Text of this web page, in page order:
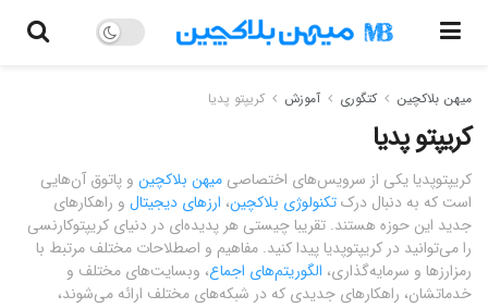
میهن بلاکچین کتگوری آموزش کریپتو پدیا
کریپتو پدیا
کریپتوپدیا یکی از سرویس‌های اختصاصی میهن بلاکچین و پاتوق آن‌هایی
است که به دنبال درکتکنولوژی بلاکچین، ارزهای دیجیتال و راهکارهای
جدید این حوزه هستند. تقریبا چیستی هر پدیده‌ای در دنیای کریپتوکارنسی
را می‌توانید در کریپتوپدیا پیدا کنید. مفاهیم و اصطلاحات مختلف مرتبط با
رمزارزها و سرمایه‌گذاری، الگوریتم‌های اجماع، وبسایت‌های مختلف و
خدماتشان، راهکارهای جدیدی که در شبکه‌های مختلف ارائه می‌شوند،